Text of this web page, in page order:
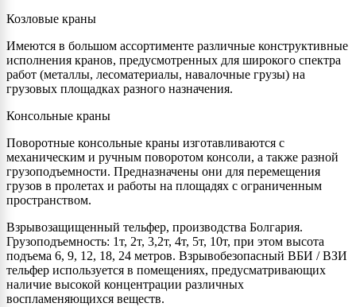
Козловые краны
Имеются в большом ассортименте различные конструктивные
исполнения кранов, предусмотренных для широкого спектра
работ (металлы, лесоматериалы, навалочные грузы) на
грузовых площадках разного назначения.
Консольные краны
Поворотные консольные краны изготавливаются с
механическим и ручным поворотом консоли, а также разной
грузоподъемности. Предназначены они для перемещения
грузов в пролетах и работы на площадях с ограниченным
пространством.
Взрывозащищенный тельфер, производства Болгария.
Грузоподъемность: 1т, 2т, 3,2т, 4т, 5т, 10т, при этом высота
подъема 6, 9, 12, 18, 24 метров. Взрывобезопасный ВБИ / ВЗИ
тельфер используется в помещениях, предусматривающих
наличие высокой концентрации различных
воспламеняющихся веществ.